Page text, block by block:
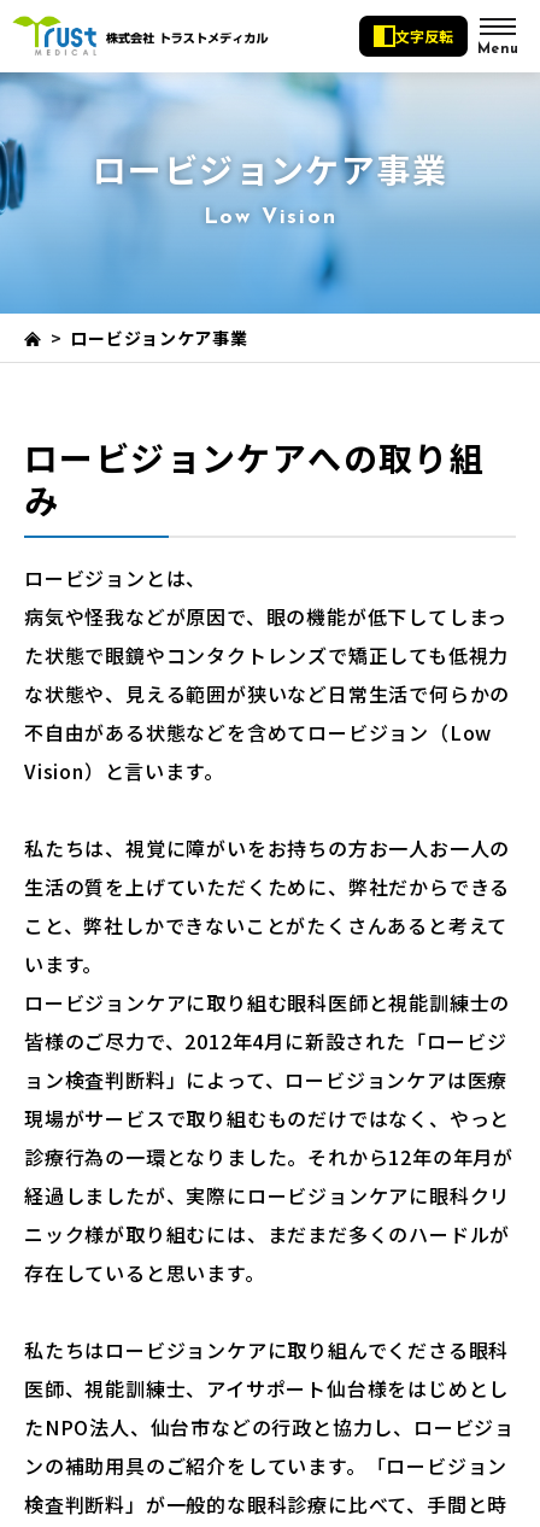
文字反転
Menu
ロービジョンケア事業
Low Vision
> ロービジョンケア事業
ロービジョンケアへの取り組
み
ロービジョンとは、
病気や怪我などが原因で、眼の機能が低下してしまっ
た状態で眼鏡やコンタクトレンズで矯正しても低視力
な状態や、見える範囲が狭いなど日常生活で何らかの
不自由がある状態などを含めてロービジョン（Low
Vision）と言います。
私たちは、視覚に障がいをお持ちの方お一人お一人の
生活の質を上げていただくために、弊社だからできる
こと、弊社しかできないことがたくさんあると考えて
います。
ロービジョンケアに取り組む眼科医師と視能訓練士の
皆様のご尽力で、2012年4月に新設された「ロービジ
ョン検査判断料」によって、ロービジョンケアは医療
現場がサービスで取り組むものだけではなく、やっと
診療行為の一環となりました。それから12年の年月が
経過しましたが、実際にロービジョンケアに眼科クリ
ニック様が取り組むには、まだまだ多くのハードルが
存在していると思います。
私たちはロービジョンケアに取り組んでくださる眼科
医師、視能訓練士、アイサポート仙台様をはじめとし
たNPO法人、仙台市などの行政と協力し、ロービジョ
ンの補助用具のご紹介をしています。「ロービジョン
検査判断料」が一般的な眼科診療に比べて、手間と時